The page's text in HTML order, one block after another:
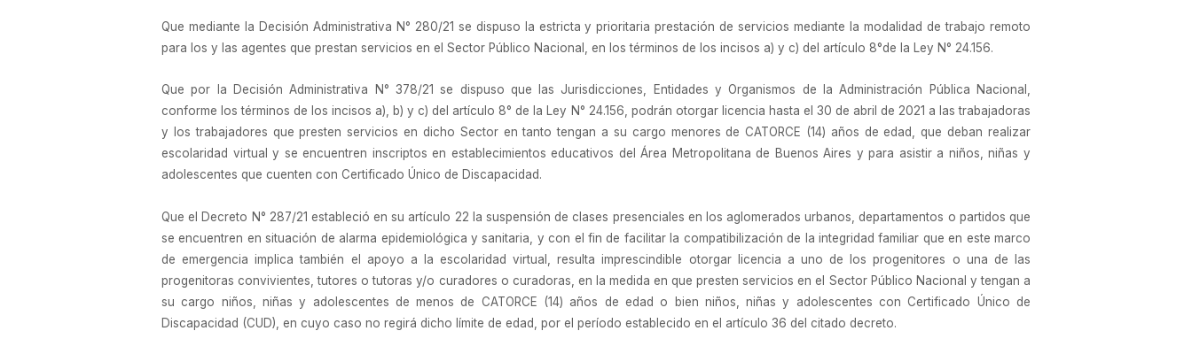
Que mediante la Decisión Administrativa N° 280/21 se dispuso la estricta y prioritaria prestación de servicios mediante la modalidad de trabajo remoto
para los y las agentes que prestan servicios en el Sector Público Nacional, en los términos de los incisos a) y c) del artículo 8°de la Ley N° 24.156.
Que por la Decisión Administrativa N° 378/21 se dispuso que las Jurisdicciones, Entidades y Organismos de la Administración Pública Nacional,
conforme los términos de los incisos a), b) y c) del artículo 8° de la Ley N° 24.156, podrán otorgar licencia hasta el 30 de abril de 2021 a las trabajadoras
y los trabajadores que presten servicios en dicho Sector en tanto tengan a su cargo menores de CATORCE (14) años de edad, que deban realizar
escolaridad virtual y se encuentren inscriptos en establecimientos educativos del Área Metropolitana de Buenos Aires y para asistir a niños, niñas y
adolescentes que cuenten con Certificado Único de Discapacidad.
Que el Decreto N° 287/21 estableció en su artículo 22 la suspensión de clases presenciales en los aglomerados urbanos, departamentos o partidos que
se encuentren en situación de alarma epidemiológica y sanitaria, y con el fin de facilitar la compatibilización de la integridad familiar que en este marco
de emergencia implica también el apoyo a la escolaridad virtual, resulta imprescindible otorgar licencia a uno de los progenitores o una de las
progenitoras convivientes, tutores o tutoras y/o curadores o curadoras, en la medida en que presten servicios en el Sector Público Nacional y tengan a
su cargo niños, niñas y adolescentes de menos de CATORCE (14) años de edad o bien niños, niñas y adolescentes con Certificado Único de
Discapacidad (CUD), en cuyo caso no regirá dicho límite de edad, por el período establecido en el artículo 36 del citado decreto.